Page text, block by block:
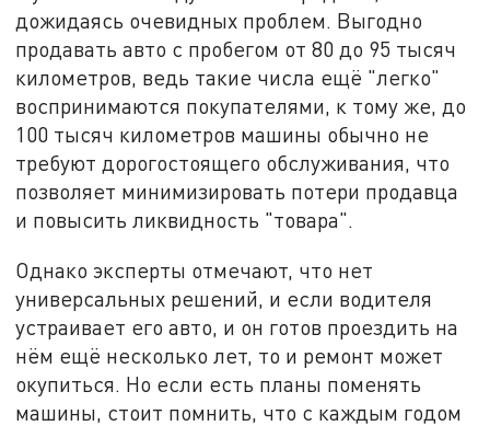
дожидаясь очевидных проблем. Выгодно
продавать авто с пробегом от 80 до 95 тысяч
километров, ведь такие числа ещё "легко"
воспринимаются покупателями, к тому же, до
100 тысяч километров машины обычно не
требуют дорогостоящего обслуживания, что
позволяет минимизировать потери продавца
и повысить ликвидность "товара".
Однако эксперты отмечают, что нет
универсальных решений, и если водителя
устраивает его авто, и он готов проездить на
нём ещё несколько лет, то и ремонт может
окупиться. Но если есть планы поменять
машины, стоит помнить, что с каждым годом